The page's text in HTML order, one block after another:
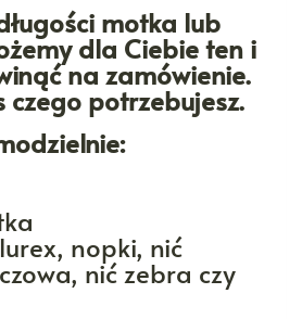
motka lub
dla Ciebie ten i
na zamówienie.
czego potrzebujesz.
nopki, nić
nić zebra czy